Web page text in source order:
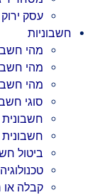
עסק ירוק
חשבוניות
מהי
מהי
מהי
סוגי
חשבונית
חשבונית
ביטול
קבלה או